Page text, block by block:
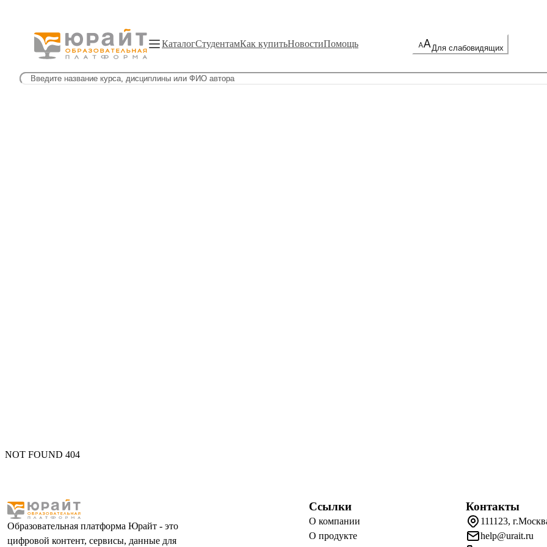
КаталогСтудентамКак купитьНовостиПомощь Для слабовидящих
NOT FOUND 404
Образовательная платформа Юрайт - это
цифровой контент, сервисы, данные для
Ссылки
О компании
О продукте
Контакты
111123,
help@urait.ru